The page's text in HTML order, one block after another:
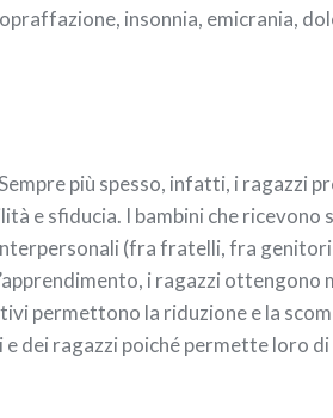
insonnia, emicrania,
più spesso, infatti, i ragazzi
e sfiducia. I bambini che
(fra fratelli, fra genitori
i ragazzi
permettono la riduzione e la
dei ragazzi poiché permette loro